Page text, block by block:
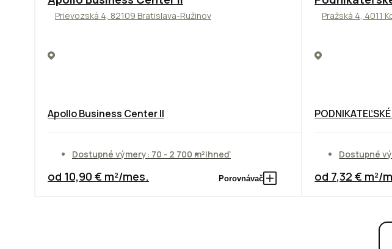
Prievozská 4, 82109 Bratislava-Ružinov
Apollo Business Center II
Dostupné výmery: 70 - 2 700 m²Ihneď
od 10,90 € m²/mes. Porovnávač
Pražská 4, 4011
Dostupné
od 7,32 € m²/